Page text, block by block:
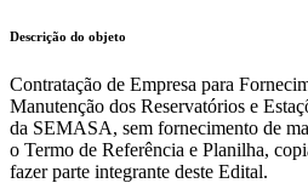
Descrição do objeto
Contratação de Empresa para
Manutenção dos Reservatórios e
da SEMASA, sem fornecimento de
o Termo de Referência e Planilha,
fazer parte integrante deste Edital.